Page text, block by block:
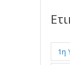
1η